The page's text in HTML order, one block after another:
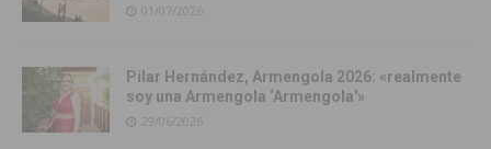
01/07/2026
Pilar Hernández, Armengola 2026: «realmente
soy una Armengola ‘Armengola'»
29/06/2026